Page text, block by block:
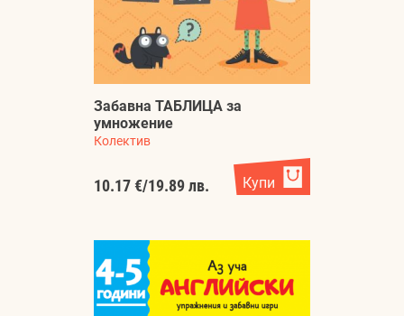
Забавна ТАБЛИЦА за
умножение
Колектив
10.17 €/19.89 лв. Купи